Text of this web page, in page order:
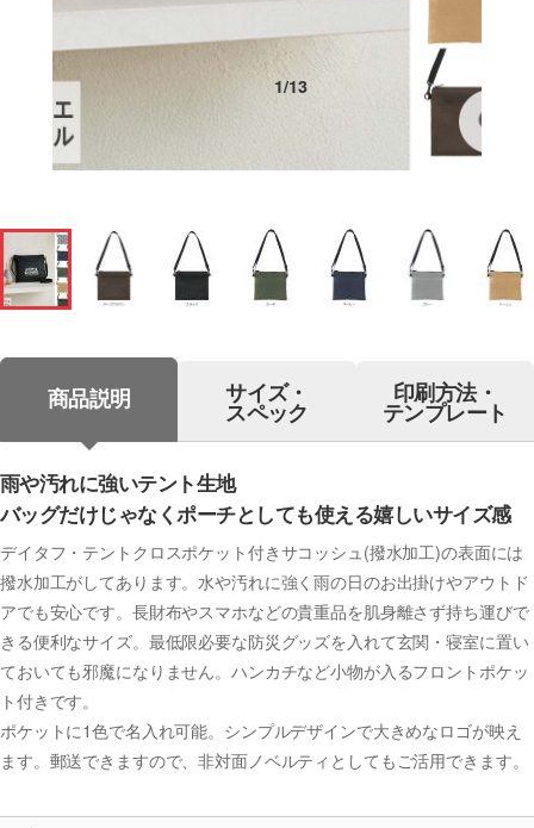
1/13
商品説明 サイズ・
スペック
印刷方法・
テンプレート
雨や汚れに強いテント生地
バッグだけじゃなくポーチとしても使える嬉しいサイズ感
デイタフ・テントクロスポケット付きサコッシュ(撥水加工)の表面には
撥水加工がしてあります。水や汚れに強く雨の日のお出掛けやアウトド
アでも安心です。長財布やスマホなどの貴重品を肌身離さず持ち運びで
きる便利なサイズ。最低限必要な防災グッズを入れて玄関・寝室に置い
ておいても邪魔になりません。ハンカチなど小物が入るフロントポケッ
ト付きです。
ポケットに1色で名入れ可能。シンプルデザインで大きめなロゴが映え
ます。郵送できますので、非対面ノベルティとしてもご活用できます。